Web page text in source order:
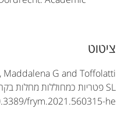
A
r
t
i
ציטוט
Maddalena G and Toffolatti
SL פטריות כמחוללות מחלות
frym.2021.560315-he